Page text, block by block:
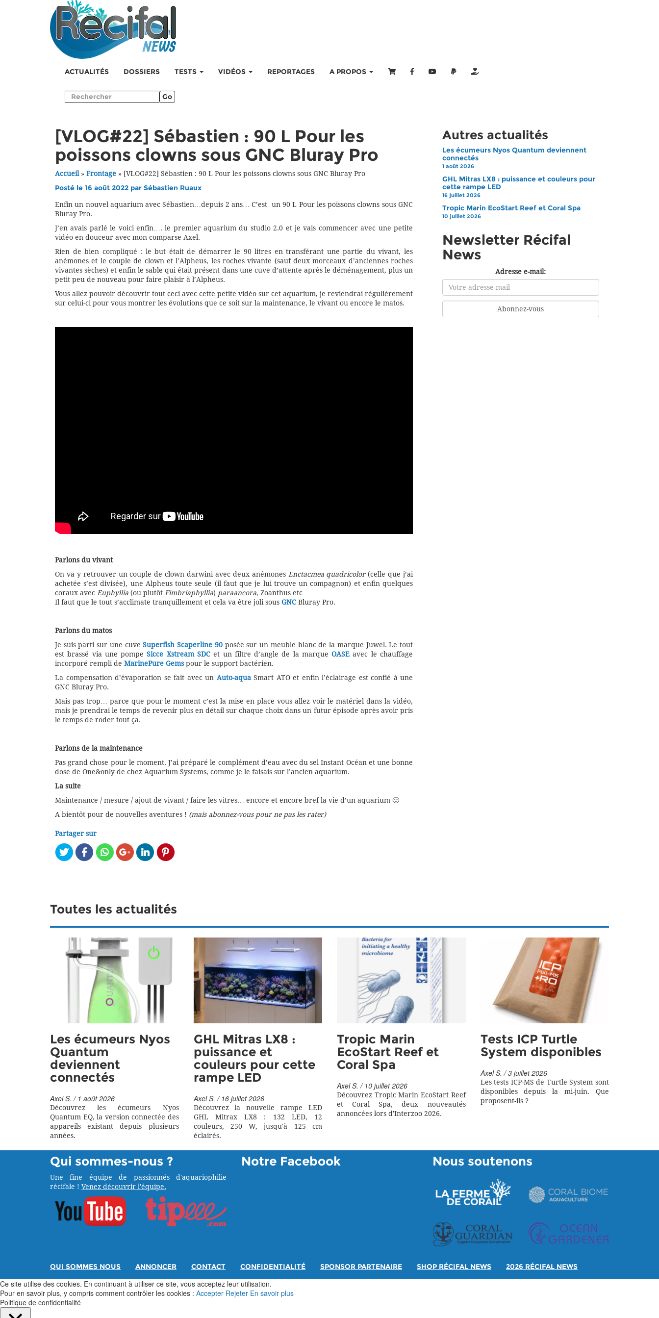
ACTUALITÉS DOSSIERS TESTS VIDÉOS REPORTAGES A PROPOS
Go
[VLOG#22] Sébastien : 90 L Pour les
poissons clowns sous GNC Bluray Pro
Accueil» Frontage » [VLOG#22] Sébastien : 90 L Pour les poissons clowns sous GNC Bluray Pro
Posté le 16 août 2022 par Sébastien Ruaux
Enfin un nouvel aquarium avec Sébastien…depuis 2 ans… C’est un 90 L Pour les poissons clowns sous GNC
Bluray Pro.
J’en avais parlé le voici enfin…. le premier aquarium du studio 2.0 et je vais commencer avec une petite
vidéo en douceur avec mon comparse Axel.
Rien de bien compliqué : le but était de démarrer le 90 litres en transférant une partie du vivant, les
anémones et le couple de clown et l’Alpheus, les roches vivante (sauf deux morceaux d’anciennes roches
vivantes sèches) et enfin le sable qui était présent dans une cuve d’attente après le déménagement, plus un
petit peu de nouveau pour faire plaisir à l’Alpheus.
Vous allez pouvoir découvrir tout ceci avec cette petite vidéo sur cet aquarium, je reviendrai régulièrement
sur celui-ci pour vous montrer les évolutions que ce soit sur la maintenance, le vivant ou encore le matos.
Parlons du vivant
On va y retrouver un couple de clown darwini avec deux anémones Enctacmea quadricolor(celle que j’ai
achetée s’est divisée), une Alpheus toute seule (il faut que je lui trouve un compagnon) et enfin quelques
coraux avec Euphyllia (ou plutôt Fimbriaphyllia) paraancora, Zoanthus etc…
Il faut que le tout s’acclimate tranquillement et cela va être joli sous GNC Bluray Pro.
Parlons du matos
Je suis parti sur une cuveSuperfish Scaperline 90posée sur un meuble blanc de la marque Juwel. Le tout
est brassé via une pompeSicce Xstream SDCet un filtre d’angle de la marqueOASE avec le chauffage
incorporé rempli de MarinePure Gemspour le support bactérien.
La compensation d’évaporation se fait avec un Auto-aquaSmart ATO et enfin l’éclairage est confié à une
GNC Bluray Pro.
Mais pas trop… parce que pour le moment c’est la mise en place vous allez voir le matériel dans la vidéo,
mais je prendrai le temps de revenir plus en détail sur chaque choix dans un futur épisode après avoir pris
le temps de roder tout ça.
Parlons de la maintenance
Pas grand chose pour le moment. J’ai préparé le complément d’eau avec du sel Instant Océan et une bonne
dose de One&only de chez Aquarium Systems, comme je le faisais sur l’ancien aquarium.
La suite
Maintenance / mesure / ajout de vivant / faire les vitres… encore et encore bref la vie d’un aquarium 🙂
A bientôt pour de nouvelles aventures ! (mais abonnez-vous pour ne pas les rater)
Partager sur
Autres actualités
Les écumeurs Nyos Quantum deviennent
connectés
1 août 2026
GHL Mitras LX8 : puissance et couleurs pour
cette rampe LED
16 juillet 2026
Tropic Marin EcoStart Reef et Coral Spa
10 juillet 2026
Newsletter Récifal
News
Adresse e-mail:
Toutes les actualités
Les écumeurs Nyos
Quantum
deviennent
connectés
Axel S. / 1 août 2026
Découvrez les écumeurs Nyos
Quantum EQ, la version connectée des
appareils existant depuis plusieurs
années.
GHL Mitras LX8 :
puissance et
couleurs pour cette
rampe LED
Axel S. / 16 juillet 2026
Découvrez la nouvelle rampe LED
GHL Mitrax LX8 : 132 LED, 12
couleurs, 250 W, jusqu'à 125 cm
éclairés.
Tropic Marin
EcoStart Reef et
Coral Spa
Axel S. / 10 juillet 2026
Découvrez Tropic Marin EcoStart Reef
et Coral Spa, deux nouveautés
annoncées lors d'Interzoo 2026.
Tests ICP Turtle
System disponibles
Axel S. / 3 juillet 2026
Les tests ICP-MS de Turtle System sont
disponibles depuis la mi-juin. Que
proposent-ils ?
Qui sommes-nous ?
Une fine équipe de passionnés d'aquariophilie
récifale ! Venez découvrir l'équipe.
Notre Facebook Nous soutenons
QUI SOMMES NOUS ANNONCER CONTACT CONFIDENTIALITÉ SPONSOR PARTENAIRE SHOP RÉCIFAL NEWS 2026 RÉCIFAL NEWS
Ce site utilise des cookies. En continuant à utiliser ce site, vous acceptez leur utilisation.
Pour en savoir plus, y compris comment contrôler les cookies : Accepter Rejeter En savoir plus
Politique de confidentialité